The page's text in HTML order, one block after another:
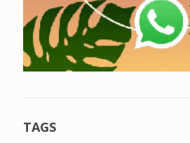
TAGS